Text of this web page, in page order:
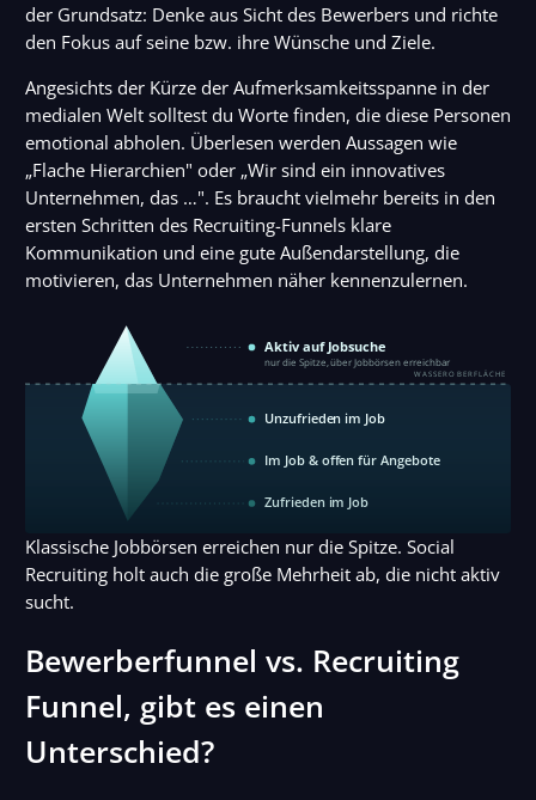
der Grundsatz: Denke aus Sicht des Bewerbers und richte
den Fokus auf seine bzw. ihre Wünsche und Ziele.
Angesichts der Kürze der Aufmerksamkeitsspanne in der
medialen Welt solltest du Worte finden, die diese Personen
emotional abholen. Überlesen werden Aussagen wie
„Flache Hierarchien" oder „Wir sind ein innovatives
Unternehmen, das …". Es braucht vielmehr bereits in den
ersten Schritten des Recruiting-Funnels klare
Kommunikation und eine gute Außendarstellung, die
motivieren, das Unternehmen näher kennenzulernen.
WASSEROBERFLÄCHE
Aktiv auf Jobsuche
nur die Spitze, über Jobbörsen erreichbar
Unzufrieden im Job
Im Job & offen für Angebote
Zufrieden im Job
Klassische Jobbörsen erreichen nur die Spitze. Social
Recruiting holt auch die große Mehrheit ab, die nicht aktiv
sucht.
Bewerberfunnel vs. Recruiting
Funnel, gibt es einen
Unterschied?